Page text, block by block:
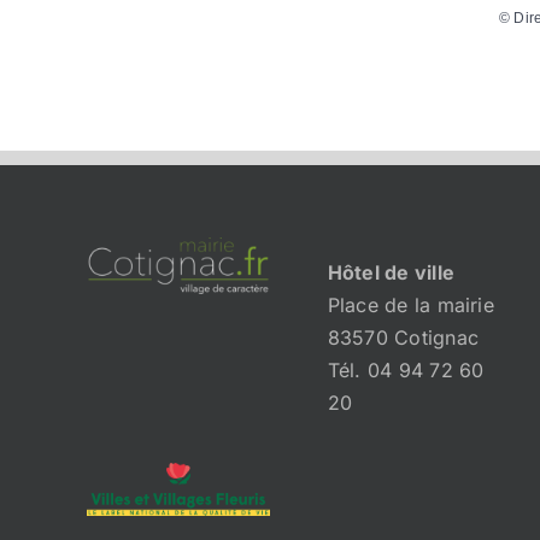
©
Hôtel de ville
Place de la mairie
83570 Cotignac
Tél. 04 94 72 60
20